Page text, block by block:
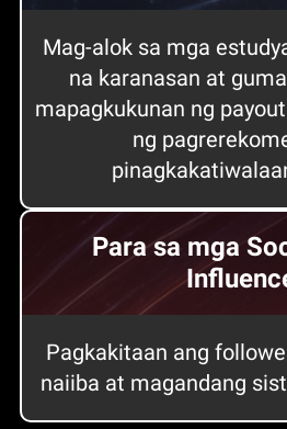
Mag-alok sa mga
na karanasan at
mapagkukunan ng
ng
Para sa mga
Pagkakitaan ang
naiiba at magandang